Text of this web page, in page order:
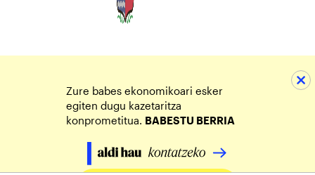
Zure babes ekonomikoari esker
egiten dugu kazetaritza
konprometitua. BABESTU BERRIA